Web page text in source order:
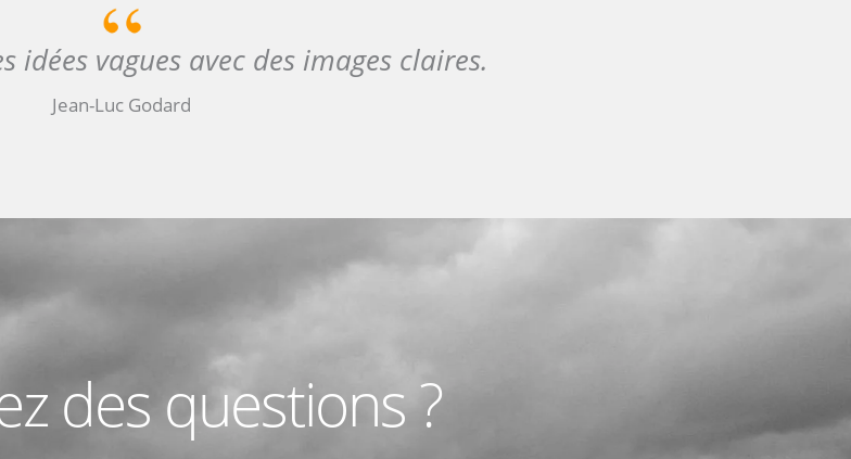
idées vagues avec des images claires.
Jean-Luc Godard
des questions ?